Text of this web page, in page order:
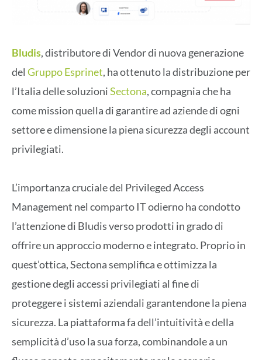
Bludis, distributore di Vendor di nuova generazione
del Gruppo Esprinet, ha ottenuto la distribuzione per
l’Italia delle soluzioniSectona, compagnia che ha
come mission quella di garantire ad aziende di ogni
settore e dimensione la piena sicurezza degli account
privilegiati.
L’importanza cruciale del Privileged Access
Management nel comparto IT odierno ha condotto
l’attenzione di Bludis verso prodotti in grado di
offrire un approccio moderno e integrato. Proprio in
quest’ottica, Sectona semplifica e ottimizza la
gestione degli accessi privilegiati al fine di
proteggere i sistemi aziendali garantendone la piena
sicurezza. La piattaforma fa dell’intuitività e della
semplicità d’uso la sua forza, combinandole a un